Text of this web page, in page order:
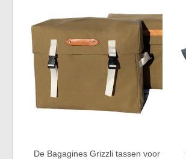
De Bagagines Grizzli tassen voor